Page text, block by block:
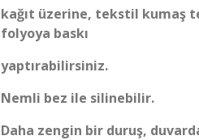
kağıt üzerine, tekstil kumaş
folyoya baskı
yaptırabilirsiniz.
Nemli bez ile silinebilir.
Daha zengin bir duruş,